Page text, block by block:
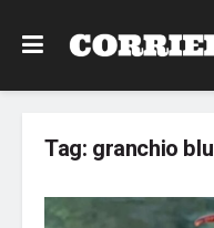
Tag: granchio blu